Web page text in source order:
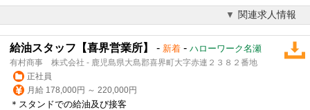
関連求人情報
給油スタッフ【喜界営業所】 - 新着 - ハローワーク名瀬
有村商事 株式会社 - 鹿児島県大島郡喜界町大字赤連２３８２番地
正社員
月給 178,000円 ～ 220,000円
＊スタンドでの給油及び接客